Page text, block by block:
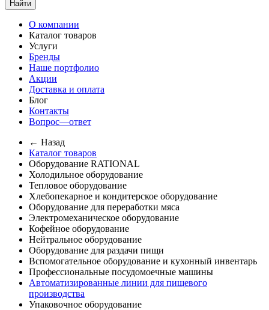
Найти
О компании
Каталог товаров
Услуги
Бренды
Наше портфолио
Акции
Доставка и оплата
Блог
Контакты
Вопрос—ответ
← Назад
Каталог товаров
Оборудование RATIONAL
Холодильное оборудование
Тепловое оборудование
Хлебопекарное и кондитерское оборудование
Оборудование для переработки мяса
Электромеханическое оборудование
Кофейное оборудование
Нейтральное оборудование
Оборудование для раздачи пищи
Вспомогательное оборудование и кухонный инвентарь
Профессиональные посудомоечные машины
Автоматизированные линии для пищевого
производства
Упаковочное оборудование